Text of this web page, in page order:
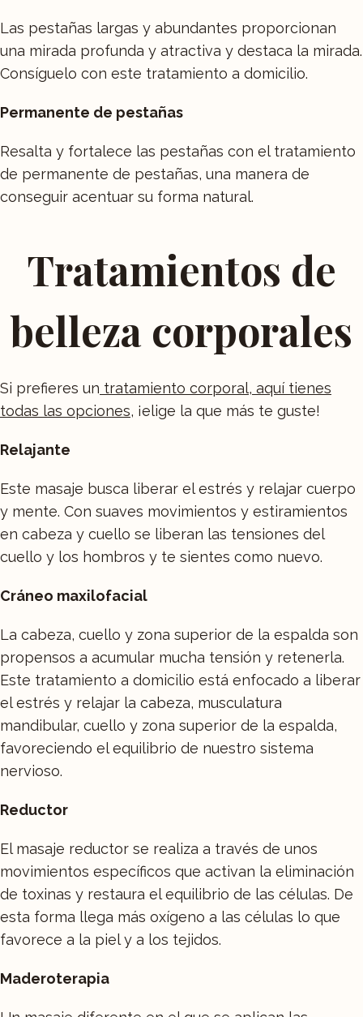
Las pestañas largas y abundantes proporcionan
una mirada profunda y atractiva y destaca la mirada.
Consíguelo con este tratamiento a domicilio.
Permanente de pestañas
Resalta y fortalece las pestañas con el tratamiento
de permanente de pestañas, una manera de
conseguir acentuar su forma natural.
Tratamientos de
belleza corporales
Si prefieres un tratamiento corporal, aquí tienes
todas las opciones, ¡elige la que más te guste!
Relajante
Este masaje busca liberar el estrés y relajar cuerpo
y mente. Con suaves movimientos y estiramientos
en cabeza y cuello se liberan las tensiones del
cuello y los hombros y te sientes como nuevo.
Cráneo maxilofacial
La cabeza, cuello y zona superior de la espalda son
propensos a acumular mucha tensión y retenerla.
Este tratamiento a domicilio está enfocado a liberar
el estrés y relajar la cabeza, musculatura
mandibular, cuello y zona superior de la espalda,
favoreciendo el equilibrio de nuestro sistema
nervioso.
Reductor
El masaje reductor se realiza a través de unos
movimientos específicos que activan la eliminación
de toxinas y restaura el equilibrio de las células. De
esta forma llega más oxígeno a las células lo que
favorece a la piel y a los tejidos.
Maderoterapia